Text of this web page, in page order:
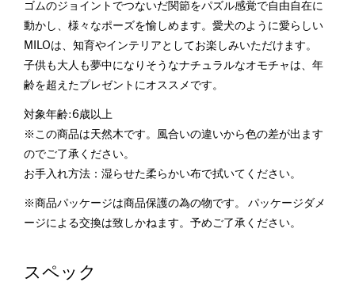
ゴムのジョイントでつないだ関節をパズル感覚で自由自在に
動かし、様々なポーズを愉しめます。愛犬のように愛らしい
MILOは、知育やインテリアとしてお楽しみいただけます。
子供も大人も夢中になりそうなナチュラルなオモチャは、年
齢を超えたプレゼントにオススメです。
対象年齢:6歳以上
※この商品は天然木です。風合いの違いから色の差が出ます
のでご了承ください。
お手入れ方法：湿らせた柔らかい布で拭いてください。
※商品パッケージは商品保護の為の物です。 パッケージダメ
ージによる交換は致しかねます。予めご了承ください。
スペック